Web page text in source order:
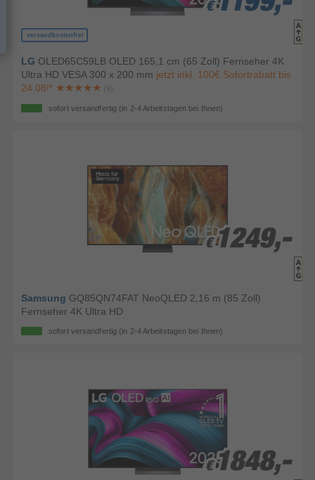
versandkostenfrei
€
€
€
LG OLED65C59LB OLED 165,1 cm (65 Zoll) Fernseher 4K
Ultra HD VESA 300 x 200 mm jetzt inkl. 100€ Sofortrabatt bis
24.08!*
(9)
sofort versandfertig (in 2-4 Arbeitstagen bei Ihnen)
€ 1249,-
€ 1249,-
Samsung GQ85QN74FAT NeoQLED 2,16 m (85 Zoll)
Fernseher 4K Ultra HD
sofort versandfertig (in 2-4 Arbeitstagen bei Ihnen)
€ 1848,-
€ 1848,-